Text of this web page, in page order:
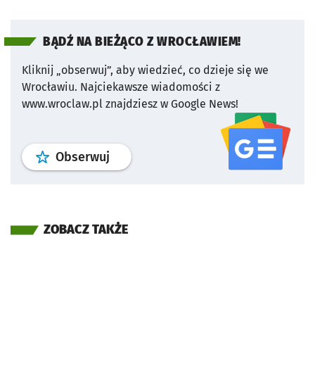
BĄDŹ NA BIEŻĄCO Z WROCŁAWIEM!
Kliknij „obserwuj”, aby wiedzieć, co dzieje się we
Wrocławiu. Najciekawsze wiadomości z
www.wroclaw.pl znajdziesz w Google News!
Obserwuj profil serwisu
ZOBACZ TAKŻE